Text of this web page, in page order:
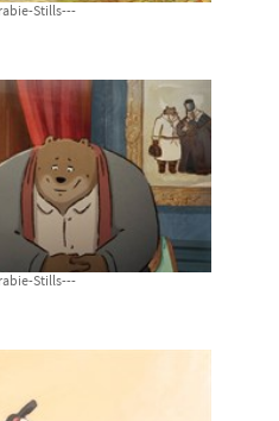
Stills---
Stills---